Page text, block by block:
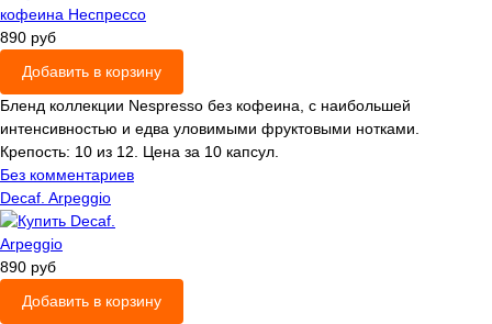
890 руб
Добавить в корзину
Бленд коллекции Nespresso без кофеина, с наибольшей
интенсивностью и едва уловимыми фруктовыми нотками.
Крепость: 10 из 12. Цена за 10 капсул.
Без комментариев
Decaf. Arpeggio
890 руб
Добавить в корзину